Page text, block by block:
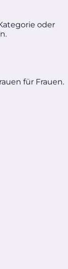
oder
für Frauen.